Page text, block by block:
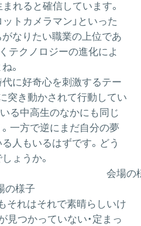
まれると確信しています。
ットカメラマン」といった
なりたい職業の上位であ
くテクノロジーの進化によ
。
代に好奇心を刺激するテー
突き動かされて行動してい
る中高生のなかにも同じ
一方で逆にまだ自分の夢
人もいるはずです。どう
ょうか。
の様子
それはそれで素晴らしいけ
見つかっていない・定まっ